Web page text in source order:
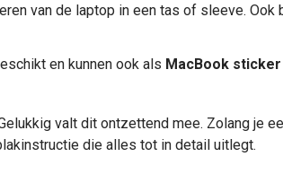
van de laptop in een tas of sleeve. Ook
en kunnen ook als MacBook sticker
valt dit ontzettend mee. Zolang je
die alles tot in detail uitlegt.